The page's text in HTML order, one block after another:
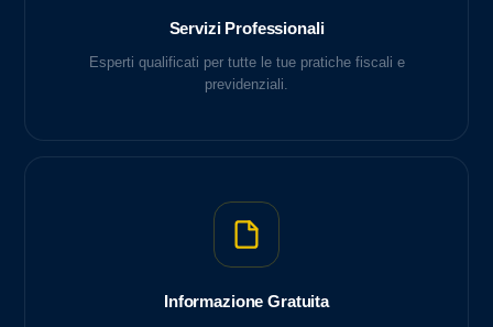
Servizi Professionali
Esperti qualificati per tutte le tue pratiche fiscali e
previdenziali.
Informazione Gratuita